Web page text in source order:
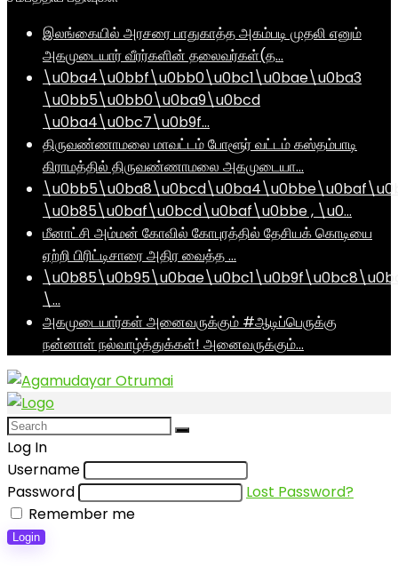
இலங்கையில் அரசரை பாதுகாத்த அகம்படி முதலி எனும்
அகமுடையார் வீரர்களின் தலைவர்கள்(த…
\u0ba4\u0bbf\u0bb0\u0bc1\u0bae\u0ba3
\u0bb5\u0bb0\u0ba9\u0bcd
\u0ba4\u0bc7\u0b9f…
திருவண்ணாமலை மாவட்டம் போளூர் வட்டம் கஸ்தம்பாடி
கிராமத்தில் திருவண்ணாமலை அகமுடையா…
\u0b85\u0baf\u0bcd\u0baf\u0bbe , \u0…
மீனாட்சி அம்மன் கோவில் கோபுரத்தில் தேசியக் கொடியை
ஏற்றி பிரிட்டிசாரை அதிர வைத்த …
\…
அகமுடையார்கள் அனைவருக்கும் #ஆடிப்பெருக்கு
நன்னாள் நல்வாழ்த்துக்கள்! அனைவருக்கும்…
Log In
Username
Password
Lost Password?
Remember me
Login